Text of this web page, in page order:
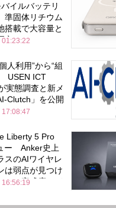
イルバッテリ
固体リチウム
搭載で大容量と
立
人利用”から“組
USEN ICT
実態調査と新メ
Clutch」を公開
Liberty 5 Pro
ー Anker史上
スのAIワイヤレ
は弱点が見つけ
いの完成度にび